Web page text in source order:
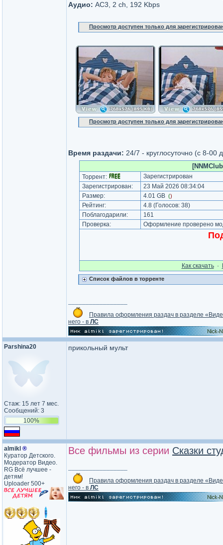
Аудио: AC3, 2 ch, 192 Kbps
Просмотр доступен только для
Просмотр доступен только для
Время раздачи: 24/7 - круглосуточно (c 8-
Торрент:
Зарегистрирован
Зарегистрирован:
23 Май 2026 08:34:04
Размер:
4.01 GB ()
Рейтинг: 4.8 (Голосов: 38)
Поблагодарили:
161
Проверка:
Оформление проверено
Как cкачать·
Список файлов в торренте
Правила оформления раздач в разделе
него - в ЛС
Parshina20
Стаж: 15 лет 7 мес.
Сообщений: 3
100%
прикольный мульт
almikl ®
Куратор Детского.
Модератор Видео.
RG Всё лучшее -
детям!
Uploader 500+
Все фильмы из серии Сказки
Правила оформления раздач в разделе
него - в ЛС